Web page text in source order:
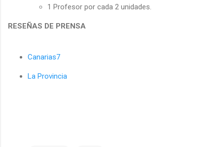
1 Profesor por cada 2 unidades.
RESEÑAS DE PRENSA
Canarias7
La Provincia